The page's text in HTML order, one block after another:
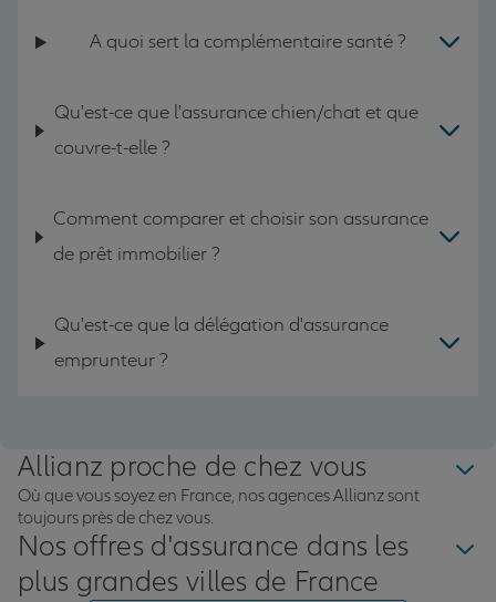
A quoi sert la complémentaire santé ?
Qu'est-ce que l'assurance chien/chat et que
couvre-t-elle ?
Comment comparer et choisir son assurance
de prêt immobilier ?
Qu'est-ce que la délégation d'assurance
emprunteur ?
Allianz proche de chez vous
Où que vous soyez en France, nos agences Allianz sont
toujours près de chez vous.
Nos offres d'assurance dans les
plus grandes villes de France